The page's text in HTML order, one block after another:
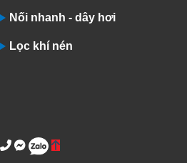
Nối nhanh - dây hơi
Lọc khí nén